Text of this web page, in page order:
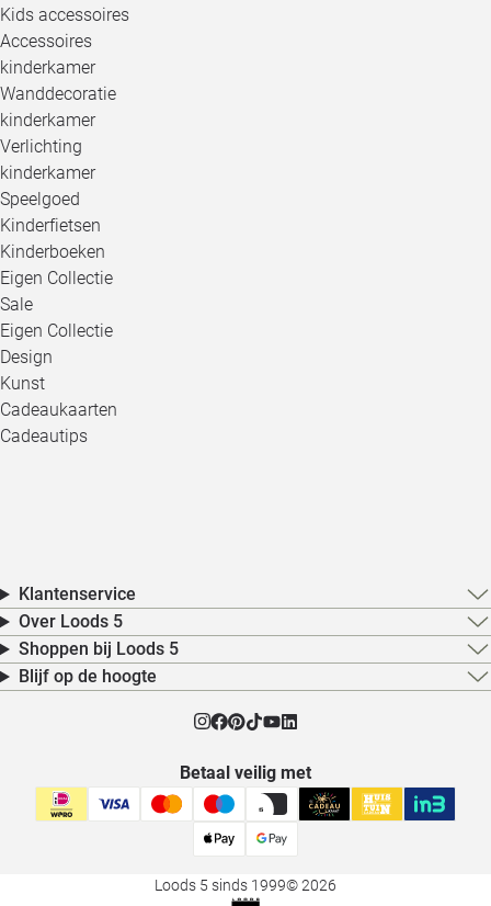
Kids accessoires
Accessoires
kinderkamer
Wanddecoratie
kinderkamer
Verlichting
kinderkamer
Speelgoed
Kinderfietsen
Kinderboeken
Eigen Collectie
Sale
Eigen Collectie
Design
Kunst
Cadeaukaarten
Cadeautips
Klantenservice
Over Loods 5
Shoppen bij Loods 5
Blijf op de hoogte
Betaal veilig met
Loods 5 sinds 1999© 2026